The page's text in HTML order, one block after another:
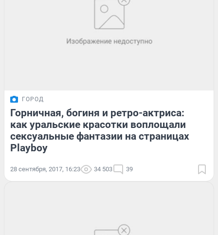
ГОРОД
Горничная, богиня и ретро-актриса:
как уральские красотки воплощали
сексуальные фантазии на страницах
Playboy
28 сентября, 2017, 16:23 34 503 39